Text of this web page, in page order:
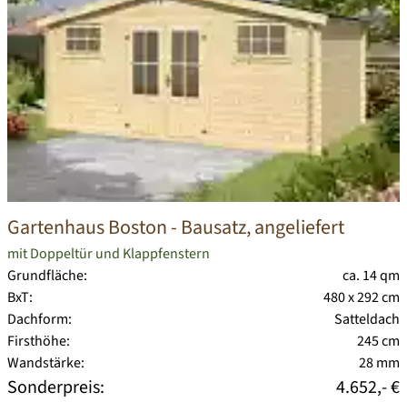
Gartenhaus Boston- Bausatz, angeliefert
mit Doppeltür und Klappfenstern
Grundfläche:
ca. 14 qm
BxT:
480 x 292 cm
Dachform:
Satteldach
Firsthöhe:
245 cm
Wandstärke:
28 mm
Sonderpreis: 4.652,- €